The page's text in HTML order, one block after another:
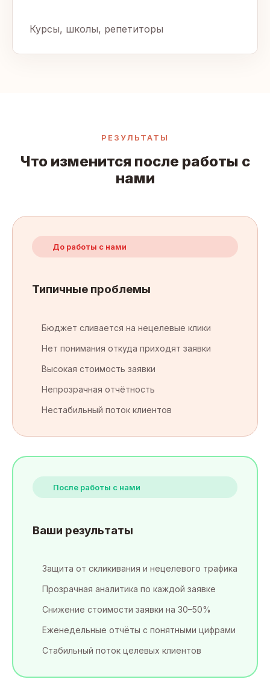
Курсы, школы, репетиторы
РЕЗУЛЬТАТЫ
Что изменится после работы с
нами
До работы с нами
Типичные проблемы
Бюджет сливается на нецелевые клики
Нет понимания откуда приходят заявки
Высокая стоимость заявки
Непрозрачная отчётность
Нестабильный поток клиентов
После работы с нами
Ваши результаты
Защита от скликивания и нецелевого трафика
Прозрачная аналитика по каждой заявке
Снижение стоимости заявки на 30–50%
Еженедельные отчёты с понятными цифрами
Стабильный поток целевых клиентов